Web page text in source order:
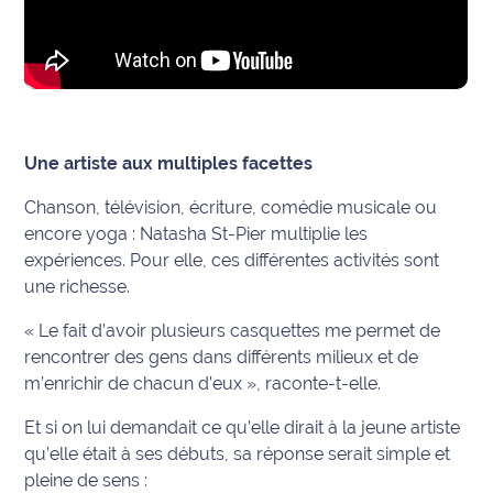
Archives
Une artiste aux multiples facettes
Chanson, télévision, écriture, comédie musicale ou
encore yoga : Natasha St-Pier multiplie les
expériences. Pour elle, ces différentes activités sont
une richesse.
« Le fait d’avoir plusieurs casquettes me permet de
rencontrer des gens dans différents milieux et de
m’enrichir de chacun d’eux », raconte-t-elle.
Et si on lui demandait ce qu’elle dirait à la jeune artiste
qu’elle était à ses débuts, sa réponse serait simple et
pleine de sens :